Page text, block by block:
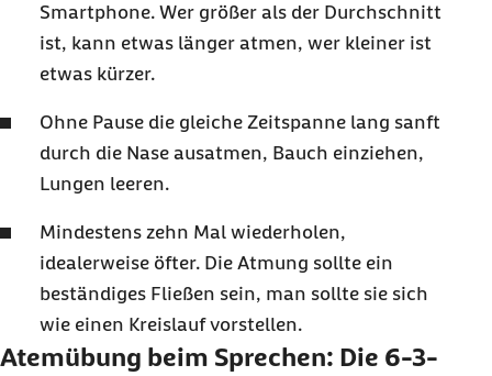
Smartphone. Wer größer als der Durchschnitt
ist, kann etwas länger atmen, wer kleiner ist
etwas kürzer.
Ohne Pause die gleiche Zeitspanne lang sanft
durch die Nase ausatmen, Bauch einziehen,
Lungen leeren.
Mindestens zehn Mal wiederholen,
idealerweise öfter. Die Atmung sollte ein
beständiges Fließen sein, man sollte sie sich
wie einen Kreislauf vorstellen.
Atemübung beim Sprechen: Die 6-3-